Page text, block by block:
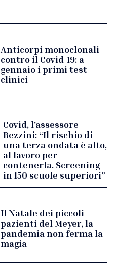
Anticorpi monoclonali
contro il Covid-19: a
gennaio i primi test
clinici
Covid, l’assessore
Bezzini: “Il rischio di
una terza ondata è alto,
al lavoro per
contenerla. Screening
in 150 scuole superiori”
Il Natale dei piccoli
pazienti del Meyer, la
pandemia non ferma la
magia